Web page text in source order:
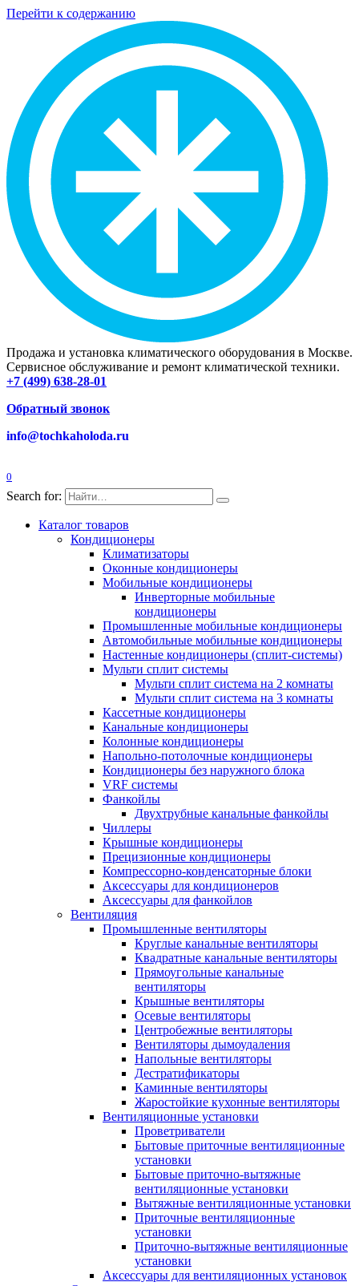
Перейти к содержанию
Продажа и установка климатического оборудования в Москве.
Сервисное обслуживание и ремонт климатической техники.
+7 (499) 638-28-01
Обратный звонок
info@tochkaholoda.ru
0
Search for:
Каталог товаров
Кондиционеры
Климатизаторы
Оконные кондиционеры
Мобильные кондиционеры
Инверторные мобильные
кондиционеры
Промышленные мобильные кондиционеры
Автомобильные мобильные кондиционеры
Настенные кондиционеры (сплит-системы)
Мульти сплит системы
Мульти сплит система на 2 комнаты
Мульти сплит система на 3 комнаты
Кассетные кондиционеры
Канальные кондиционеры
Колонные кондиционеры
Напольно-потолочные кондиционеры
Кондиционеры без наружного блока
VRF системы
Фанкойлы
Двухтрубные канальные фанкойлы
Чиллеры
Крышные кондиционеры
Прецизионные кондиционеры
Компрессорно-конденсаторные блоки
Аксессуары для кондиционеров
Аксессуары для фанкойлов
Вентиляция
Промышленные вентиляторы
Круглые канальные вентиляторы
Квадратные канальные вентиляторы
Прямоугольные канальные
вентиляторы
Крышные вентиляторы
Осевые вентиляторы
Центробежные вентиляторы
Вентиляторы дымоудаления
Напольные вентиляторы
Дестратификаторы
Каминные вентиляторы
Жаростойкие кухонные вентиляторы
Вентиляционные установки
Проветриватели
Бытовые приточные вентиляционные
установки
Бытовые приточно-вытяжные
вентиляционные установки
Вытяжные вентиляционные установки
Приточные вентиляционные
установки
Приточно-вытяжные вентиляционные
установки
Аксессуары для вентиляционных установок